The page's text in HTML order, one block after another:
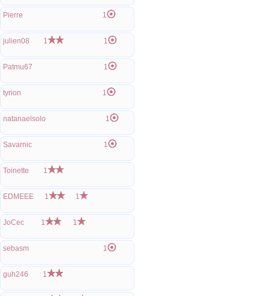
Pierre 1
julien08 1 1
Patmu67 1
tyrion 1
natanaelsolo 1
Savarnic 1
Toinette 1
EDMEEE 1 1
JoCec 1 1
sebasm 1
guh246 1